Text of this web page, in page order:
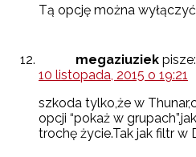
Tą opcję można
megaziuziek pisze:
10 listopada, 2015 o 19:21
szkoda tylko,że w
opcji “pokaż w
trochę życie.Tak jak filtr w